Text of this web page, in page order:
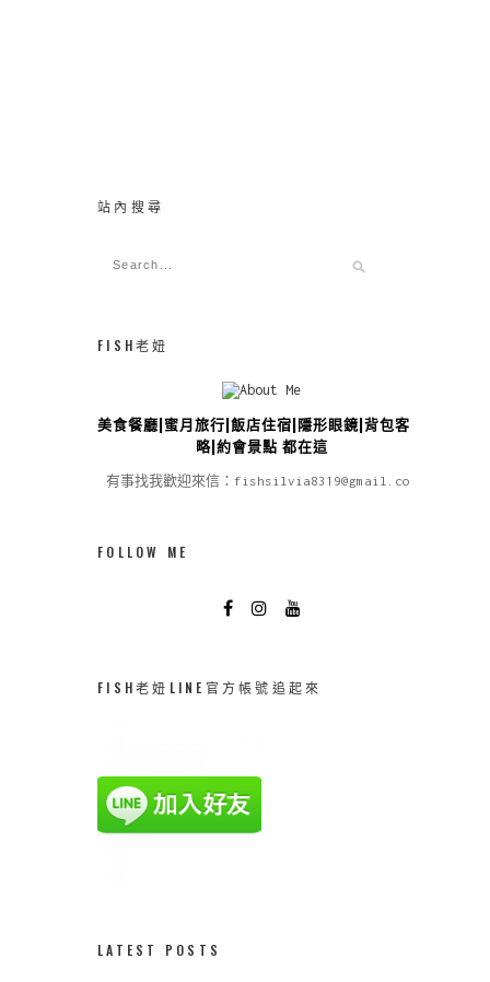
站內搜尋
FISH老妞
美食餐廳|蜜月旅行|飯店住宿|隱形眼鏡|背包客攻
略|約會景點 都在這
有事找我歡迎來信：fishsilvia8319@gmail.com
FOLLOW ME
FISH老妞LINE官方帳號追起來
LATEST POSTS